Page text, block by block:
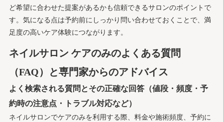
ど希望に合わせた提案があるかも信頼できるサロンのポイントで
す。気になる点は予約前にしっかり問い合わせておくことで、満
足度の高いケア体験につながります。
ネイルサロン ケアのみのよくある質問
（FAQ）と専門家からのアドバイス
よく検索される質問とその正確な回答（値段・頻度・予
約時の注意点・トラブル対応など）
ネイルサロンでケアのみを利用する際、料金や施術頻度、予約に